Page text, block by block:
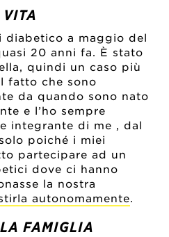
diabetico a maggio del
20 anni fa. È stato
quindi un caso più
fatto che sono
da quando sono nato
e l’ho sempre
integrante di me , dal
poiché i miei
partecipare ad un
dove ci hanno
la nostra
autonomamente.
FAMIGLIA